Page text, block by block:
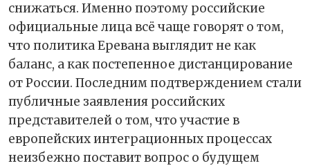
снижаться. Именно поэтому российские
официальные лица всё чаще говорят о том,
что политика Еревана выглядит не как
баланс, а как постепенное дистанцирование
от России. Последним подтверждением стали
публичные заявления российских
представителей о том, что участие в
европейских интеграционных процессах
неизбежно поставит вопрос о будущем